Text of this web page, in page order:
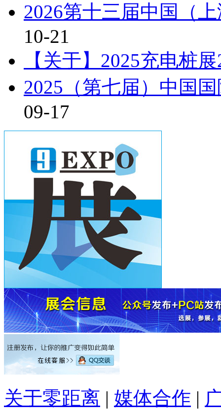
2026第十三届中国（
10-21
【关于】2025充电桩
2025（第七届）中国
09-17
关于零距离 | 媒体合作 |